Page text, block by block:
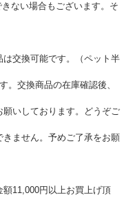
ない場合もございます。そ
交換可能です。（ペット半
。交換商品の在庫確認後、
いしております。どうぞご
ません。予めご了承をお願
11,000円以上お買上げ頂